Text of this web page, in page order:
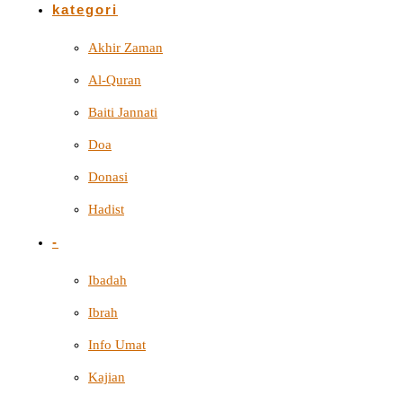
kategori
Akhir Zaman
Al-Quran
Baiti Jannati
Doa
Donasi
Hadist
-
Ibadah
Ibrah
Info Umat
Kajian